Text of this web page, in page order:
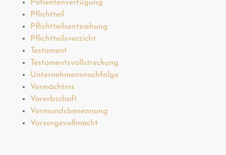
Patientenverfügung
Pflichtteil
Pflichtteilsentziehung
Pflichtteilsverzicht
Testament
Testamentsvollstreckung
Unternehmensnachfolge
Vermächtnis
Vorerbschaft
Vormundsbenennung
Vorsorgevollmacht